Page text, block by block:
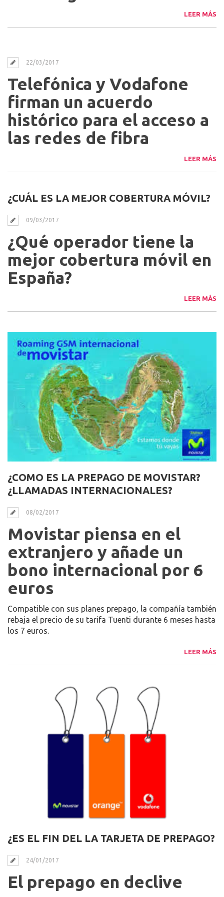
LEER MÁS
22/03/2017
Telefónica y Vodafone
firman un acuerdo
histórico para el acceso a
las redes de fibra
LEER MÁS
¿CUÁL ES LA MEJOR COBERTURA MÓVIL?
09/03/2017
¿Qué operador tiene la
mejor cobertura móvil en
España?
LEER MÁS
¿COMO ES LA PREPAGO DE MOVISTAR?
¿LLAMADAS INTERNACIONALES?
08/02/2017
Movistar piensa en el
extranjero y añade un
bono internacional por 6
euros
Compatible con sus planes prepago, la compañía también
rebaja el precio de su tarifa Tuenti durante 6 meses hasta
los 7 euros.
LEER MÁS
¿ES EL FIN DEL LA TARJETA DE PREPAGO?
24/01/2017
El prepago en declive